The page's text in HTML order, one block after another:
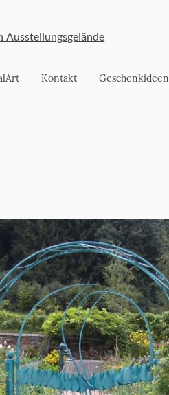
Ausstellungsgelände
Kontakt Geschenkideen